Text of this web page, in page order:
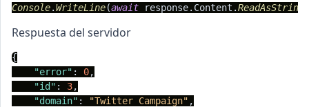
Console.WriteLine(await response. Content .
Respuesta del servidor
{
"error" : 0,
"id" : 3,
"domain" : "Twitter Campaign" ,